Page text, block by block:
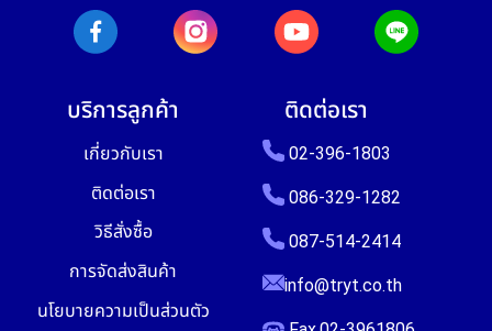
บริการลูกค้า
เกี่ยวกับเรา
ติดต่อเรา
วิธีสั่งซื้อ
การจัดส่งสินค้า
นโยบายความเป็นส่วนตัว
ติดต่อเรา
02-396-1803
086-329-1282
087-514-2414
info@tryt.co.th